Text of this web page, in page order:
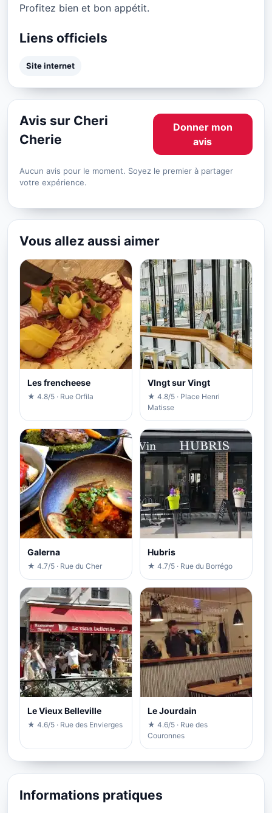
Profitez bien et bon appétit.
Liens officiels
Site internet
Avis sur Cheri
Cherie
Donner mon
avis
Aucun avis pour le moment. Soyez le premier à partager
votre expérience.
Vous allez aussi aimer
Les frencheese
★ 4.8/5 · Rue Orfila
VIngt sur Vingt
★ 4.8/5 · Place Henri
Matisse
Galerna
★ 4.7/5 · Rue du Cher
Hubris
★ 4.7/5 · Rue du Borrégo
Le Vieux Belleville
★ 4.6/5 · Rue des Envierges
Le Jourdain
★ 4.6/5 · Rue des
Couronnes
Informations pratiques